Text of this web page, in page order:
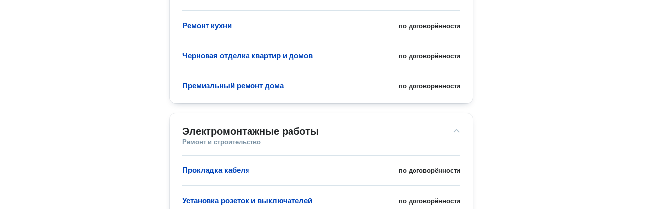
по договорённости
Ремонт кухни
по договорённости
Черновая отделка квартир и домов
по договорённости
Премиальный ремонт дома
Электромонтажные работы
Ремонт и строительство
по договорённости
Прокладка кабеля
по договорённости
Установка розеток и выключателей